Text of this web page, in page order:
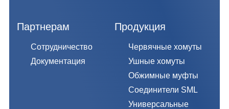
Партнерам
Сотрудничество
Документация
Продукция
Червячные хомуты
Ушные хомуты
Обжимные муфты
Соединители SML
Универсальные